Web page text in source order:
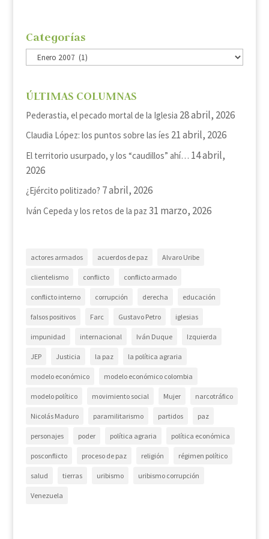
Categorías
Categorías
ÚLTIMAS COLUMNAS
Pederastia, el pecado mortal de la Iglesia 28 abril, 2026
Claudia López: los puntos sobre las íes 21 abril, 2026
El territorio usurpado, y los “caudillos” ahí… 14 abril,
2026
¿Ejército politizado? 7 abril, 2026
Iván Cepeda y los retos de la paz 31 marzo, 2026
actores armados acuerdos de paz Alvaro Uribe
clientelismo conflicto conflicto armado
conflicto interno corrupción derecha educación
falsos positivos Farc Gustavo Petro iglesias
impunidad internacional Iván Duque Izquierda
JEP Justicia la paz la política agraria
modelo económico modelo económico colombia
modelo político movimiento social Mujer narcotráfico
Nicolás Maduro paramilitarismo partidos paz
personajes poder política agraria política económica
posconflicto proceso de paz religión régimen político
salud tierras uribismo uribismo corrupción
Venezuela